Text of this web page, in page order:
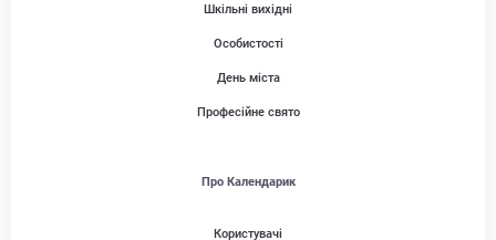
Шкільні вихідні
Особистості
День міста
Професійне свято
Про Календарик
Користувачі